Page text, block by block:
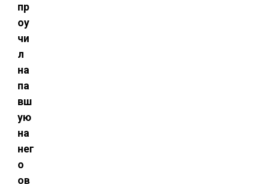
пр
оу
чи
л
на
па
вш
ую
на
нег
о
ов